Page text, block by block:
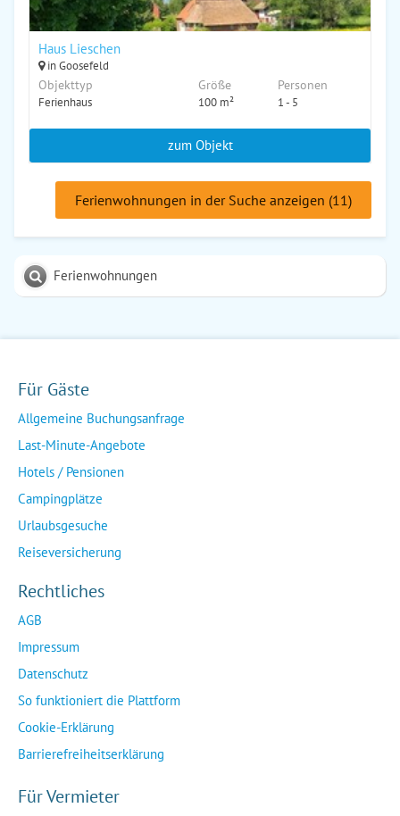
Haus Lieschen
in Goosefeld
Objekttyp
Ferienhaus
Größe
100 m²
Personen
1 - 5
zum Objekt
Ferienwohnungen in der Suche anzeigen (11)
Ferienwohnungen
Für Gäste
Allgemeine Buchungsanfrage
Last-Minute-Angebote
Hotels / Pensionen
Campingplätze
Urlaubsgesuche
Reiseversicherung
Rechtliches
AGB
Impressum
Datenschutz
So funktioniert die Plattform
Cookie-Erklärung
Barrierefreiheitserklärung
Für Vermieter